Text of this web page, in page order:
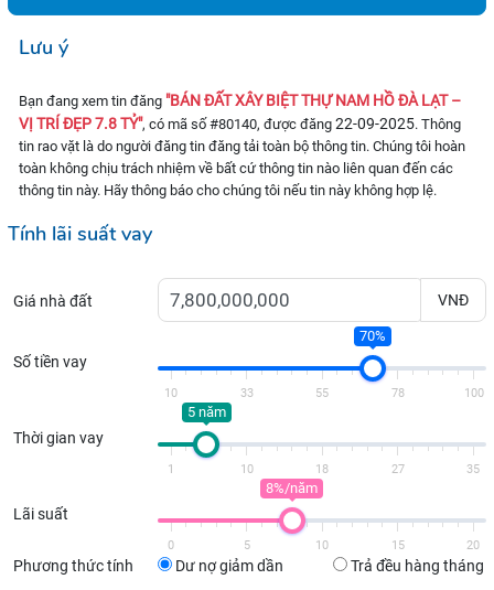
Lưu ý
Bạn đang xem tin đăng "BÁN ĐẤT XÂY BIỆT THỰ NAM HỒ ĐÀ LẠT –
VỊ TRÍ ĐẸP 7.8 TỶ", có mã số #80140, được đăng 22-09-2025. Thông
tin rao vặt là do người đăng tin đăng tải toàn bộ thông tin. Chúng tôi hoàn
toàn không chịu trách nhiệm về bất cứ thông tin nào liên quan đến các
thông tin này. Hãy thông báo cho chúng tôi nếu tin này không hợp lệ.
Tính lãi suất vay
Giá nhà đất VNĐ
Số tiền vay
70%
10 33 55 78 100
Thời gian vay
5 năm
1 10 18 27 35
Lãi suất
8%/năm
0 5 10 15 20
Phương thức tính Dư nợ giảm dần Trả đều hàng tháng